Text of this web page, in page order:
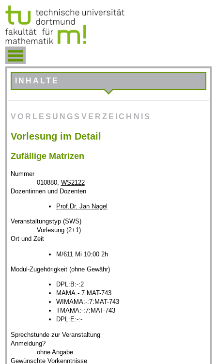
INHALTE
VORLESUNGSVERZEICHNIS
Vorlesung im Detail
Zufällige Matrizen
Nummer
010880, WS2122
Dozentinnen und Dozenten
Prof.Dr. Jan Nagel
Veranstaltungstyp (SWS)
Vorlesung (2+1)
Ort und Zeit
M/611 Mi 10:00 2h
Modul-Zugehörigkeit (ohne Gewähr)
DPL:B:-:2
MAMA:-:7:MAT-743
WIMAMA:-:7:MAT-743
TMAMA:-:7:MAT-743
DPL:E:-:-
Sprechstunde zur Veranstaltung
Anmeldung?
ohne Angabe
Gewünschte Vorkenntnisse